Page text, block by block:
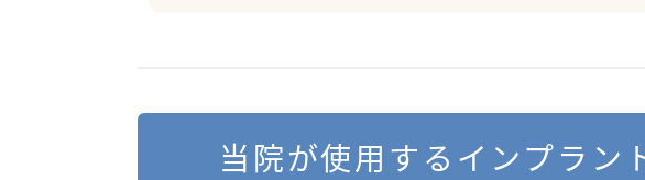
当院が使用するインプラン